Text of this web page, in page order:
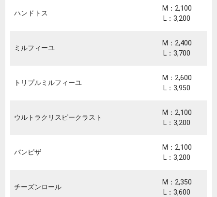
ハンドトス
M：2,100
L：3,200
ミルフィーユ
M：2,400
L：3,700
トリプルミルフィーユ
M：2,600
L：3,950
ウルトラクリスピークラスト
M：2,100
L：3,200
パンピザ
M：2,100
L：3,200
チーズンロール
M：2,350
L：3,600